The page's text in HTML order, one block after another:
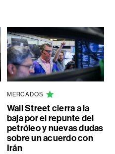
MERCADOS
Wall Street cierra a la
baja por el repunte del
petróleo y nuevas dudas
sobre un acuerdo con
Irán